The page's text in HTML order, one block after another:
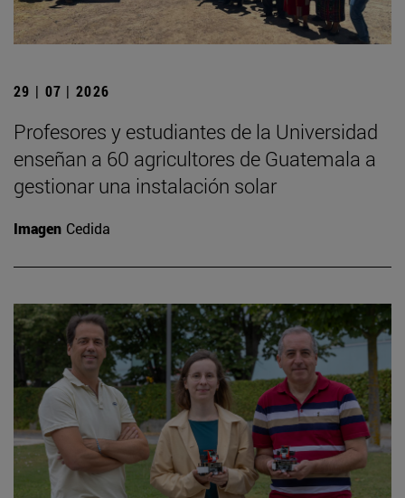
29 | 07 | 2026
Profesores y estudiantes de la Universidad
enseñan a 60 agricultores de Guatemala a
gestionar una instalación solar
Imagen Cedida